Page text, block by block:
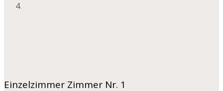
Einzelzimmer Zimmer Nr. 1